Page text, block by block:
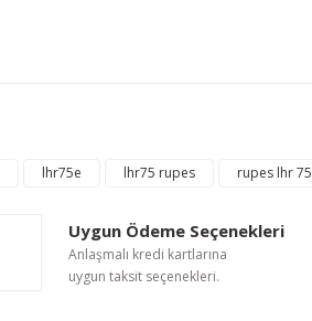
528,16 TL
lhr75e lhr75 rupes rupes lhr 75
Uygun Ödeme Seçenekleri
Anlaşmalı kredi kartlarına
uygun taksit seçenekleri.